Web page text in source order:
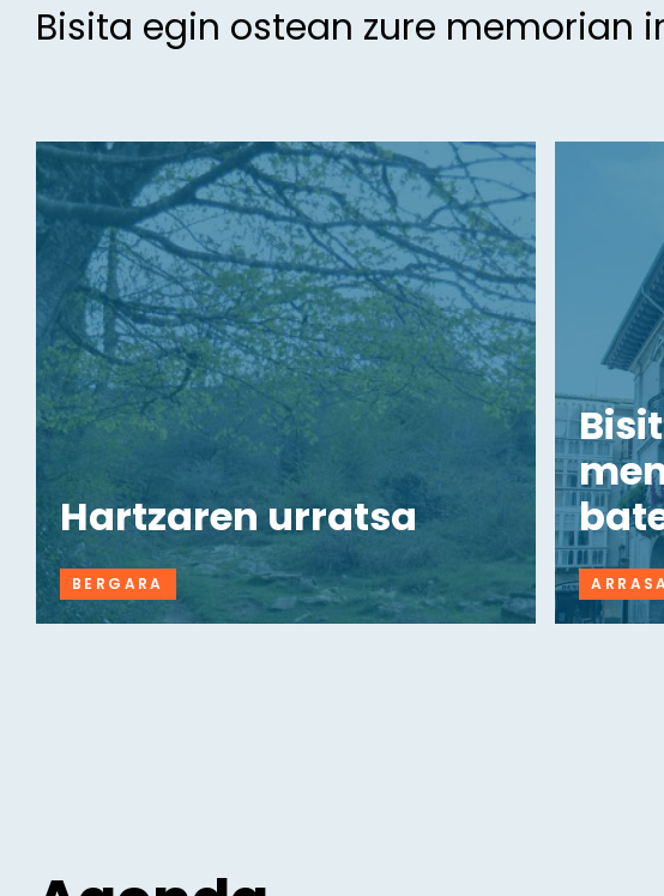
Bisita egin ostean zure memorian
Hartzaren urratsa
BERGARA